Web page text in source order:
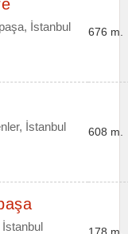
İstanbul 676 m.
İstanbul 608 m.